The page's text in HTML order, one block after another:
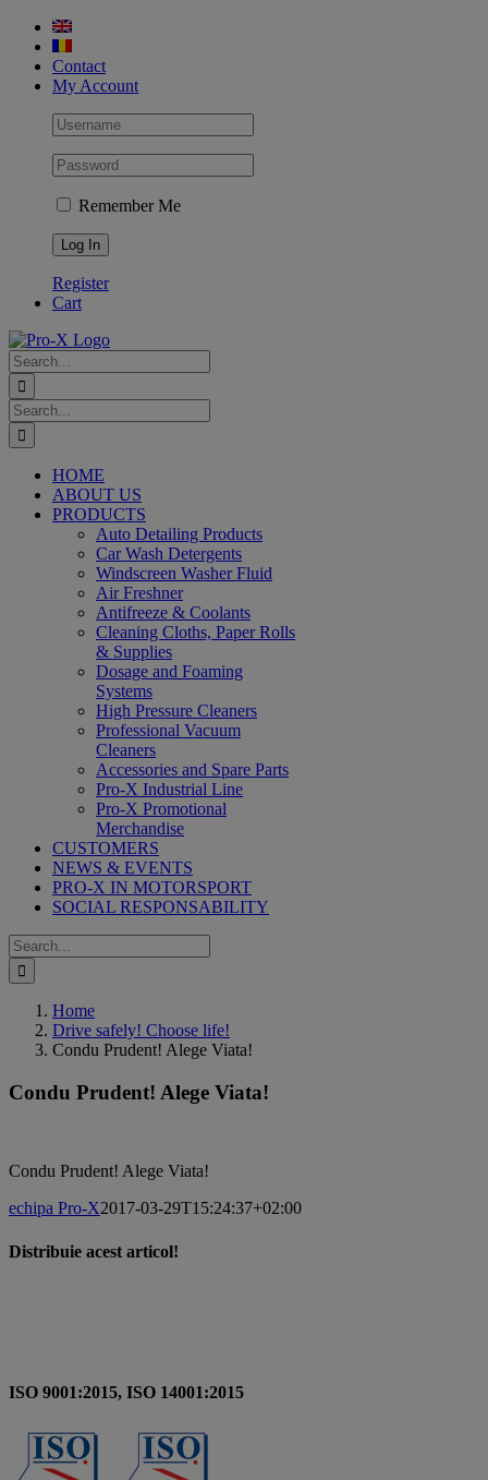
Skip
contentContact
My Account
Remember Me
Register
Cart
Search
for:
Search
for:
HOME
ABOUT US
PRODUCTS
Auto Detailing Products
Car Wash Detergents
Windscreen Washer Fluid
Air Freshner
Antifreeze & Coolants
Cleaning Cloths, Paper Rolls
& Supplies
Dosage and Foaming
Systems
High Pressure Cleaners
Professional Vacuum
Cleaners
Accessories and Spare Parts
Pro-X Industrial Line
Pro-X Promotional
Merchandise
CUSTOMERS
NEWS & EVENTS
PRO-X IN MOTORSPORT
SOCIAL RESPONSABILITY
Search
for:
Home
Drive safely! Choose life!
Condu Prudent! Alege Viata!
Condu Prudent! Alege Viata!
Condu Prudent! Alege Viata!
echipa Pro-X2017-03-29T15:24:37+02:00
Distribuie acest articol!
ISO 9001:2015, ISO 14001:2015